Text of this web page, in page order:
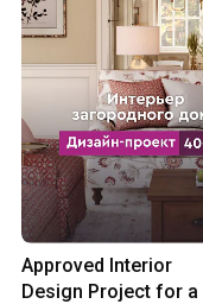
Approved Interior
Design Project for a